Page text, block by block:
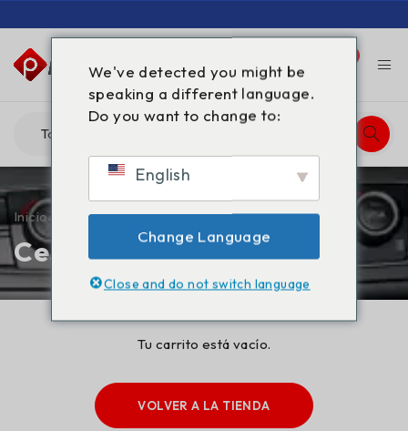
Cesta de la compra
Inicio Cesta de la compra
Tu carrito está vacío.
VOLVER A LA TIENDA
We've detected you might be
speaking a different language.
Do you want to change to:
English
Change Language
Close and do not switch language